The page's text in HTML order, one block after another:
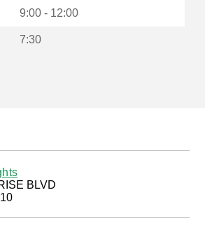
9:00 - 12:00
7:30
BLVD